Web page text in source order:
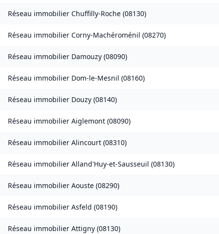
Réseau immobilier Chuffilly-Roche (08130)
Réseau immobilier Corny-Machéroménil (08270)
Réseau immobilier Damouzy (08090)
Réseau immobilier Dom-le-Mesnil (08160)
Réseau immobilier Douzy (08140)
Réseau immobilier Aiglemont (08090)
Réseau immobilier Alincourt (08310)
Réseau immobilier Alland'Huy-et-Sausseuil (08130)
Réseau immobilier Aouste (08290)
Réseau immobilier Asfeld (08190)
Réseau immobilier Attigny (08130)